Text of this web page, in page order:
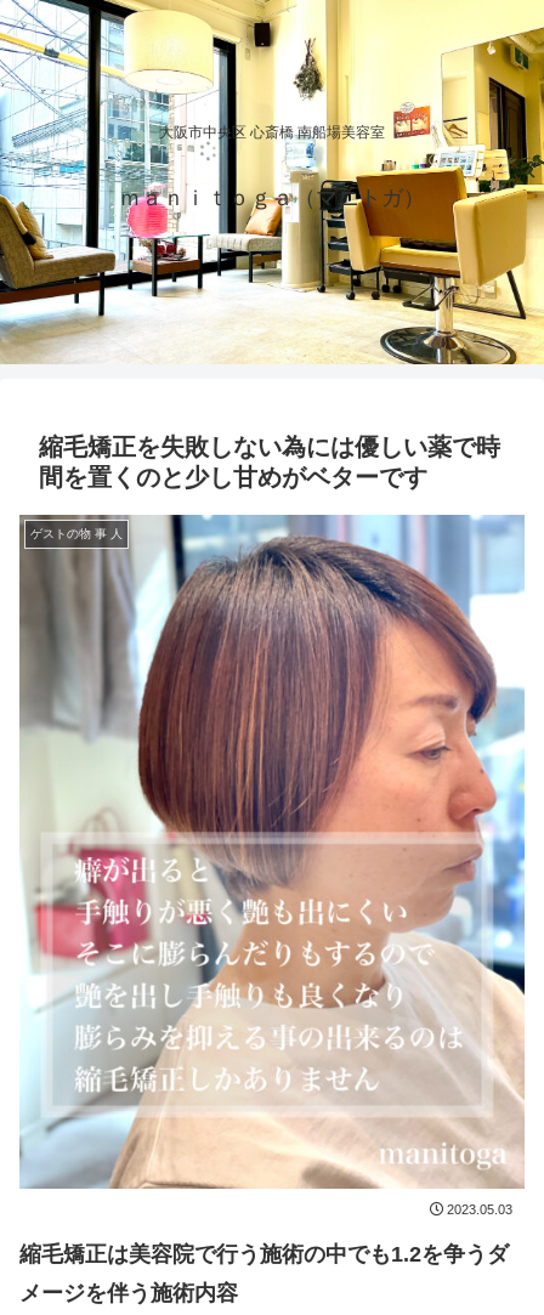
大阪市中央区 心斎橋 南船場美容室
ｍａｎｉｔｏｇａ（マニトガ）
縮毛矯正を失敗しない為には優しい薬で時
間を置くのと少し甘めがベターです
ゲストの物 事 人
2023.05.03
縮毛矯正は美容院で行う施術の中でも1.2を争うダ
メージを伴う施術内容